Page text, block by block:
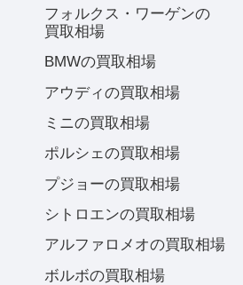
フォルクス・ワーゲンの
買取相場
BMWの買取相場
アウディの買取相場
ミニの買取相場
ポルシェの買取相場
プジョーの買取相場
シトロエンの買取相場
アルファロメオの買取相場
ボルボの買取相場